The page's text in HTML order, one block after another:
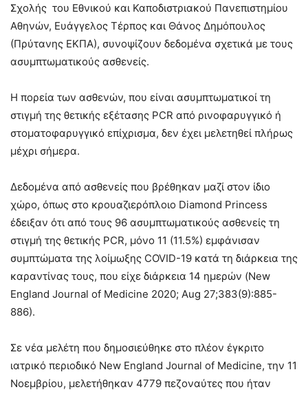
Σχολής του Εθνικού και Καποδιστριακού Πανεπιστημίου
Αθηνών, Ευάγγελος Τέρπος και Θάνος Δημόπουλος
(Πρύτανης ΕΚΠΑ), συνοψίζουν δεδομένα σχετικά με τους
ασυμπτωματικούς ασθενείς.
Η πορεία των ασθενών, που είναι ασυμπτωματικοί τη
στιγμή της θετικής εξέτασης PCR από ρινοφαρυγγικό ή
στοματοφαρυγγικό επίχρισμα, δεν έχει μελετηθεί πλήρως
μέχρι σήμερα.
Δεδομένα από ασθενείς που βρέθηκαν μαζί στον ίδιο
χώρο, όπως στο κρουαζιερόπλοιο Diamond Princess
έδειξαν ότι από τους 96 ασυμπτωματικούς ασθενείς τη
στιγμή της θετικής PCR, μόνο 11 (11.5%) εμφάνισαν
συμπτώματα της λοίμωξης COVID-19 κατά τη διάρκεια της
καραντίνας τους, που είχε διάρκεια 14 ημερών (New
England Journal of Medicine 2020; Aug 27;383(9):885-
886).
Σε νέα μελέτη που δημοσιεύθηκε στο πλέον έγκριτο
ιατρικό περιοδικό New England Journal of Medicine, την 11
Νοεμβρίου, μελετήθηκαν 4779 πεζοναύτες που ήταν